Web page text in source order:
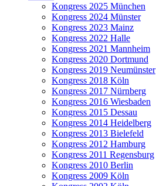
Kongress 2025 München
Kongress 2024 Münster
Kongress 2023 Mainz
Kongress 2022 Halle
Kongress 2021 Mannheim
Kongress 2020 Dortmund
Kongress 2019 Neumünster
Kongress 2018 Köln
Kongress 2017 Nürnberg
Kongress 2016 Wiesbaden
Kongress 2015 Dessau
Kongress 2014 Heidelberg
Kongress 2013 Bielefeld
Kongress 2012 Hamburg
Kongress 2011 Regensburg
Kongress 2010 Berlin
Kongress 2009 Köln